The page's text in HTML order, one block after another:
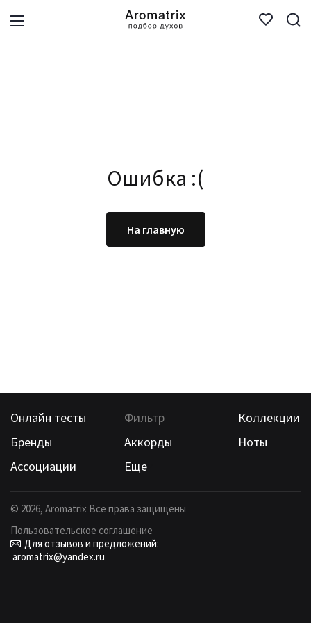
Ошибка :(
На главную
Онлайн тесты Фильтр
Коллекции
Бренды
Аккорды
Ноты
Ассоциации
Еще
© 2026, Aromatrix Все права защищены
Пользовательское соглашение
Для отзывов и предложений:
aromatrix@yandex.ru